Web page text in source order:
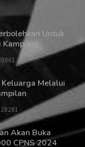
Untuk
Kampung
Melalui
28281
Akan Buka
CPNS 2024